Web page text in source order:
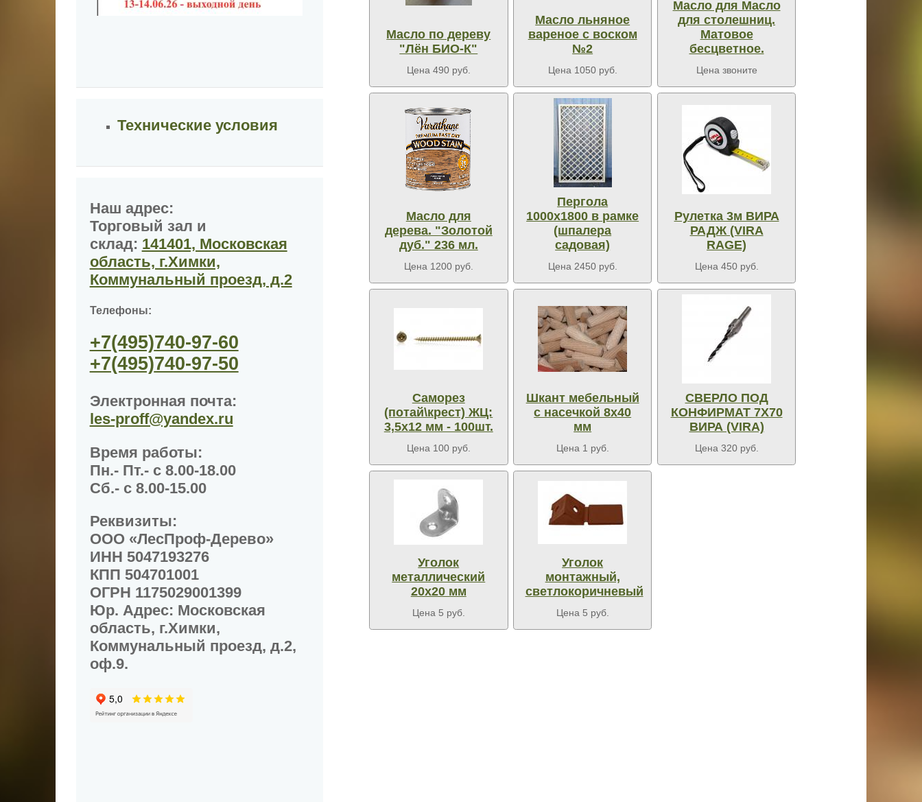
Масло по дереву
"Лён БИО-К"
Цена 490 руб.
Масло льняное
вареное с воском
№2
Цена 1050 руб.
Масло для Масло
для столешниц.
Матовое
бесцветное.
Цена звоните
Масло для
дерева. "Золотой
дуб." 236 мл.
Цена 1200 руб.
Пергола
1000х1800 в рамке
(шпалера
садовая)
Цена 2450 руб.
Рулетка 3м ВИРА
РАДЖ (VIRA
RAGE)
Цена 450 руб.
Саморез
(потай\крест) ЖЦ:
3,5х12 мм - 100шт.
Цена 100 руб.
Шкант мебельный
с насечкой 8х40
мм
Цена 1 руб.
СВЕРЛО ПОД
КОНФИРМАТ 7Х70
ВИРА (VIRA)
Цена 320 руб.
Уголок
металлический
20х20 мм
Цена 5 руб.
Уголок
монтажный,
светлокоричневый
Цена 5 руб.
Технические условия
Наш адрес:
Торговый зал и
склад: 141401, Московская
область, г.Химки,
Коммунальный проезд, д.2
Телефоны:
+7(495)740-97-60
+7(495)740-97-50
Электронная почта:
les-proff@yandex.ru
Время работы:
Пн.- Пт.- с 8.00-18.00
Сб.- с 8.00-15.00
Реквизиты:
ООО «ЛесПроф-Дерево»
ИНН 5047193276
КПП 504701001
ОГРН 1175029001399
Юр. Адрес: Московская
область, г.Химки,
Коммунальный проезд, д.2,
оф.9.